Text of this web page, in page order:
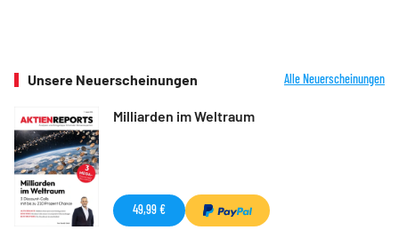
Unsere Neuerscheinungen Alle Neuerscheinungen
Milliarden im Weltraum
49,99 €